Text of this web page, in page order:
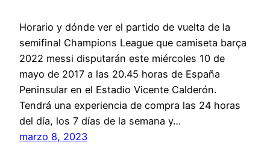
Horario y dónde ver el partido de vuelta de la
semifinal Champions League que camiseta barça
2022 messi disputarán este miércoles 10 de
mayo de 2017 a las 20.45 horas de España
Peninsular en el Estadio Vicente Calderón.
Tendrá una experiencia de compra las 24 horas
del día, los 7 días de la semana y…
marzo 8, 2023